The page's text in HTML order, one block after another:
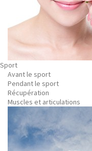
Sport
Avant le sport
Pendant le sport
Récupération
Muscles et articulations